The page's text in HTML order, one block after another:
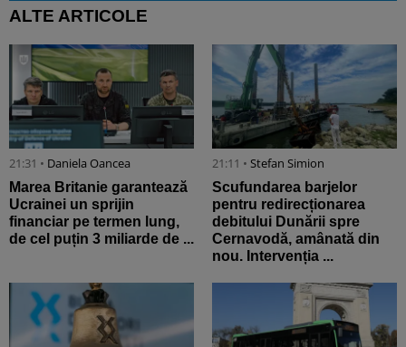
ALTE ARTICOLE
21:31 • Daniela Oancea
Marea Britanie garantează
Ucrainei un sprijin
financiar pe termen lung,
de cel puțin 3 miliarde de ...
21:11 • Stefan Simion
Scufundarea barjelor
pentru redirecționarea
debitului Dunării spre
Cernavodă, amânată din
nou. Intervenția ...